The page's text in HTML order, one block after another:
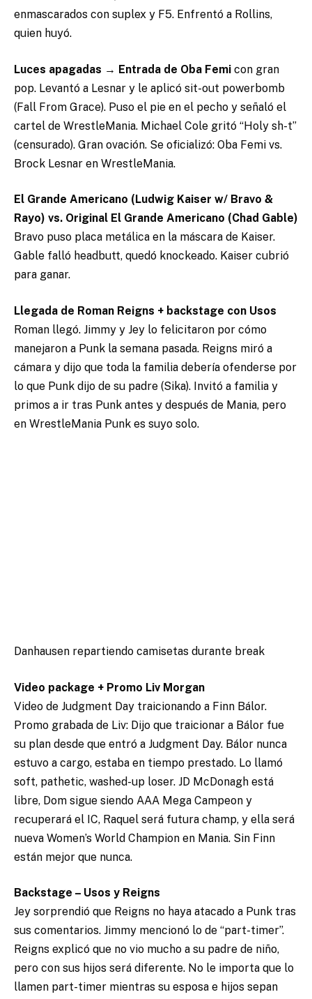
enmascarados con suplex y F5. Enfrentó a Rollins,
quien huyó.
Luces apagadas → Entrada de Oba Femi con gran
pop. Levantó a Lesnar y le aplicó sit-out powerbomb
(Fall From Grace). Puso el pie en el pecho y señaló el
cartel de WrestleMania. Michael Cole gritó “Holy sh-t”
(censurado). Gran ovación. Se oficializó: Oba Femi vs.
Brock Lesnar en WrestleMania.
El Grande Americano (Ludwig Kaiser w/ Bravo &
Rayo) vs. Original El Grande Americano (Chad Gable)
Bravo puso placa metálica en la máscara de Kaiser.
Gable falló headbutt, quedó knockeado. Kaiser cubrió
para ganar.
Llegada de Roman Reigns + backstage con Usos
Roman llegó. Jimmy y Jey lo felicitaron por cómo
manejaron a Punk la semana pasada. Reigns miró a
cámara y dijo que toda la familia debería ofenderse por
lo que Punk dijo de su padre (Sika). Invitó a familia y
primos a ir tras Punk antes y después de Mania, pero
en WrestleMania Punk es suyo solo.
Danhausen repartiendo camisetas durante break
Video package + Promo Liv Morgan
Video de Judgment Day traicionando a Finn Bálor.
Promo grabada de Liv: Dijo que traicionar a Bálor fue
su plan desde que entró a Judgment Day. Bálor nunca
estuvo a cargo, estaba en tiempo prestado. Lo llamó
soft, pathetic, washed-up loser. JD McDonagh está
libre, Dom sigue siendo AAA Mega Campeon y
recuperará el IC, Raquel será futura champ, y ella será
nueva Women’s World Champion en Mania. Sin Finn
están mejor que nunca.
Backstage – Usos y Reigns
Jey sorprendió que Reigns no haya atacado a Punk tras
sus comentarios. Jimmy mencionó lo de “part-timer”.
Reigns explicó que no vio mucho a su padre de niño,
pero con sus hijos será diferente. No le importa que lo
llamen part-timer mientras su esposa e hijos sepan